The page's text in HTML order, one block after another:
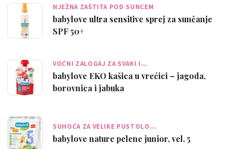
NJEŽNA ZAŠTITA POD SUNCEM
babylove ultra sensitive sprej za sunčanje
SPF 50+
VOĆNI ZALOGAJ ZA SVAKI I…
babylove EKO kašica u vrećici – jagoda,
borovnica i jabuka
SUHOĆA ZA VELIKE PUSTOLO…
babylove nature pelene junior, vel. 5